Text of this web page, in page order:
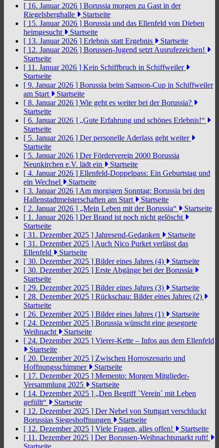
[ 16. Januar 2026 ] Borussia morgen zu Gast in der
Riegelsberghalle
Startseite
[ 15. Januar 2026 ] Borussia und das Ellenfeld von Dieben
heimgesucht
Startseite
[ 13. Januar 2026 ] Erlebnis statt Ergebnis
Startseite
[ 12. Januar 2026 ] Borussen-Jugend setzt Ausrufezeichen!
Startseite
[ 11. Januar 2026 ] Kein Schiffbruch in Schiffweiler
Startseite
[ 9. Januar 2026 ] Borussia beim Samson-Cup in Schiffweiler
am Start
Startseite
[ 8. Januar 2026 ] Wie geht es weiter bei der Borussia?
Startseite
[ 6. Januar 2026 ] „Gute Erfahrung und schönes Erlebnis!“
Startseite
[ 5. Januar 2026 ] Der personelle Aderlass geht weiter
Startseite
[ 5. Januar 2026 ] Der Förderverein 2000 Borussia
Neunkirchen e.V. lädt ein
Startseite
[ 4. Januar 2026 ] Ellenfeld-Doppelpass: Ein Geburtstag und
ein Wechsel
Startseite
[ 3. Januar 2026 ] Am morgigen Sonntag: Borussia bei den
Hallenstadtmeisterschaften am Start
Startseite
[ 2. Januar 2026 ] „Mein Leben mit der Borussia“
Startseite
[ 1. Januar 2026 ] Der Brand ist noch nicht gelöscht
Startseite
[ 31. Dezember 2025 ] Jahresend-Gedanken
Startseite
[ 31. Dezember 2025 ] Auch Nico Purket verlässt das
Ellenfeld
Startseite
[ 30. Dezember 2025 ] Bilder eines Jahres (4)
Startseite
[ 30. Dezember 2025 ] Erste Abgänge bei der Borussia
Startseite
[ 29. Dezember 2025 ] Bilder eines Jahres (3)
Startseite
[ 28. Dezember 2025 ] Rückschau: Bilder eines Jahres (2)
Startseite
[ 26. Dezember 2025 ] Bilder eines Jahres (1)
Startseite
[ 24. Dezember 2025 ] Borussia wünscht eine gesegnete
Weihnacht
Startseite
[ 24. Dezember 2025 ] Vierer-Kette – Infos aus dem Ellenfeld
Startseite
[ 20. Dezember 2025 ] Zwischen Horroszenario und
Hoffnungsschimmer
Startseite
[ 17. Dezember 2025 ] Memento: Morgen Mitglieder-
Versammlung 2025
Startseite
[ 14. Dezember 2025 ] „Den Begriff `Verein´ mit Leben
gefüllt“
Startseite
[ 12. Dezember 2025 ] Der Nebel von Stuttgart verschluckt
Borussias Siegeshoffnungen
Startseite
[ 12. Dezember 2025 ] Viele Fragen, alles offen!
Startseite
[ 11. Dezember 2025 ] Der Borussen-Weihnachtsmarkt ruft!
Startseite